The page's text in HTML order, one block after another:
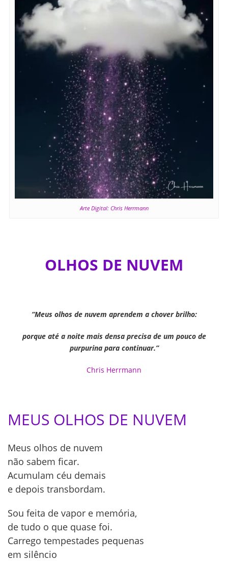
Arte Digital: Chris Herrmann
OLHOS DE NUVEM
“Meus olhos de nuvem aprendem a chover brilho:
porque até a noite mais densa precisa de um pouco de
purpurina para continuar.”
Chris Herrmann
MEUS OLHOS DE NUVEM
Meus olhos de nuvem
não sabem ficar.
Acumulam céu demais
e depois transbordam.
Sou feita de vapor e memória,
de tudo o que quase foi.
Carrego tempestades pequenas
em silêncio